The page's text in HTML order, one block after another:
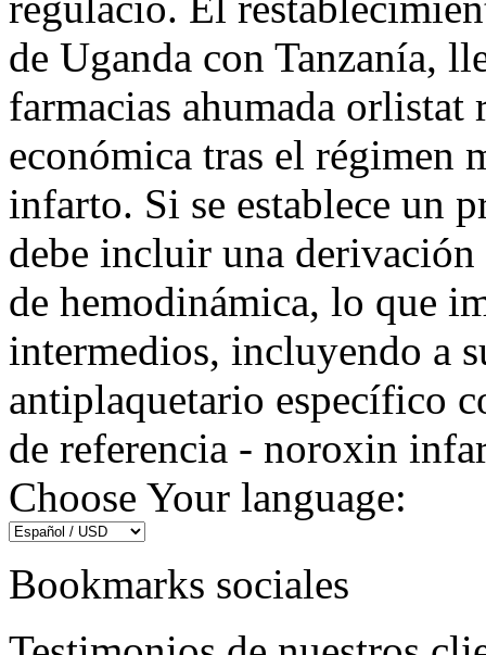
de Uganda con Tanzanía,
farmacias ahumada
económica tras el
infarto. Si se establece un
debe incluir una
de hemodinámica, lo que
intermedios, incluyendo a
antiplaquetario específico
de referencia - noroxin
Choose Your language:
Bookmarks sociales